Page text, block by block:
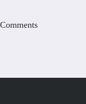
Comments